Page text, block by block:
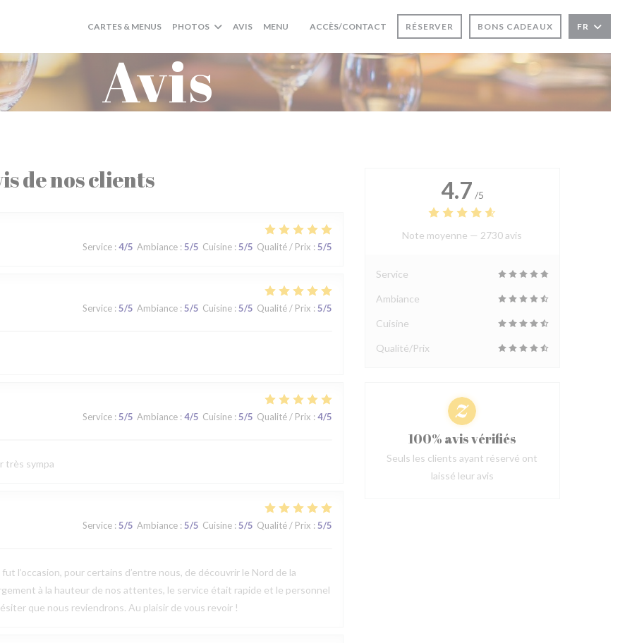
CARTES & MENUS PHOTOS AVIS MENU((OUVRE UNE NOUVELLE FENÊTRE))
((OUVRE UNE NOUVELLE FENÊTRE))
ACCÈS/CONTACT RÉSERVER BONS CADEAUX FR
Avis
de nos clients
Service: 4/5 Ambiance: 5/5 Cuisine: 5/5 Qualité / Prix : 5/5
Service: 5/5 Ambiance: 5/5 Cuisine: 5/5 Qualité / Prix : 5/5
Service: 5/5 Ambiance: 4/5 Cuisine: 5/5 Qualité / Prix : 4/5
très sympa
Service: 5/5 Ambiance: 5/5 Cuisine: 5/5 Qualité / Prix : 5/5
l’occasion, pour certains d’entre nous, de découvrir le Nord de la
à la hauteur de nos attentes, le service était rapide et le personnel
que nous reviendrons. Au plaisir de vous revoir !
4.7 /5
Note moyenne — 2730 avis
Service
Ambiance
Cuisine
Qualité/Prix
100% avis vérifiés
Seuls les clients ayant réservé ont
laissé leur avis